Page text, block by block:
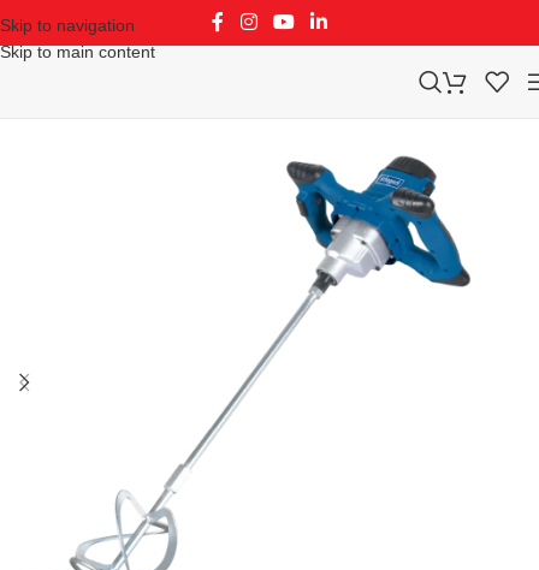
Skip to navigation
Skip to main content